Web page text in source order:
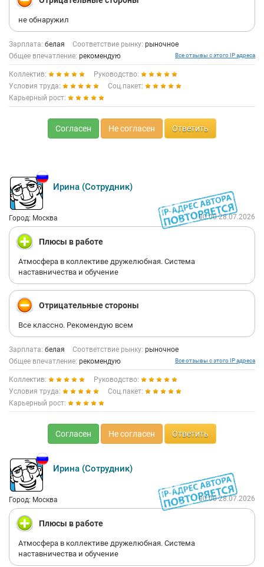
не обнаружил
Зарплата: белая Соответствие рынку: рыночное
Общее впечатление: рекомендую Все отзывы с этого IP адреса
Коллектив:
Руководство:
Условия труда:
Соц.пакет:
Карьерный рост:
Согласен Не согласен Ответить
Ирина (Сотрудник)
Город: Москва 00:00 28.07.2026
Плюсы в работе
Атмосфера в коллективе дружелюбная. Система
наставничества и обучение
Отрицательные стороны
Все классно. Рекомендую всем
Зарплата: белая Соответствие рынку: рыночное
Общее впечатление: рекомендую Все отзывы с этого IP адреса
Коллектив:
Руководство:
Условия труда:
Соц.пакет:
Карьерный рост:
Согласен Не согласен Ответить
Ирина (Сотрудник)
Город: Москва 00:00 28.07.2026
Плюсы в работе
Атмосфера в коллективе дружелюбная. Система
наставничества и обучение